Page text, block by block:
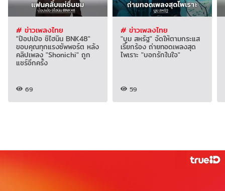
# ข่าวเพลงไทย
"ป๊อปเป้อ ชิไฮนิน BNK48"
ขอบคุณทุกแรงซัพพอร์ต หลัง
คลิปเพลง "Shonichi" ถูก
แชร์อีกครั้ง
69
# ข่าวเพลงไทย
"บูม สหรัฐ" จัดให้ตามกระแส
เรียกร้อง ถ่ายทอดเพลงสุด
ไพเราะ "บอกรักในใจ"
59